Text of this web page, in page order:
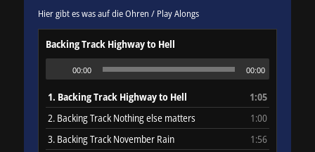
Hier gibt es was auf die Ohren / Play Alongs
Backing Track Highway to Hell
00:00 00:00
1. Backing Track Highway to Hell
1:05
2. Backing Track Nothing else matters
1:00
3. Backing Track November Rain
1:56